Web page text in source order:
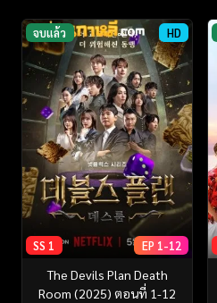
จบแล้ว HD
SS 1 EP 1-12
The Devils Plan Death
Room (2025) ตอนที่ 1-12